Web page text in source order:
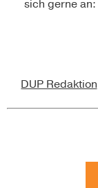
sich gerne an:
DUP Redaktion